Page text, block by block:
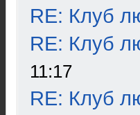
RE: Клуб
RE: Клуб
11:17
RE: Клуб